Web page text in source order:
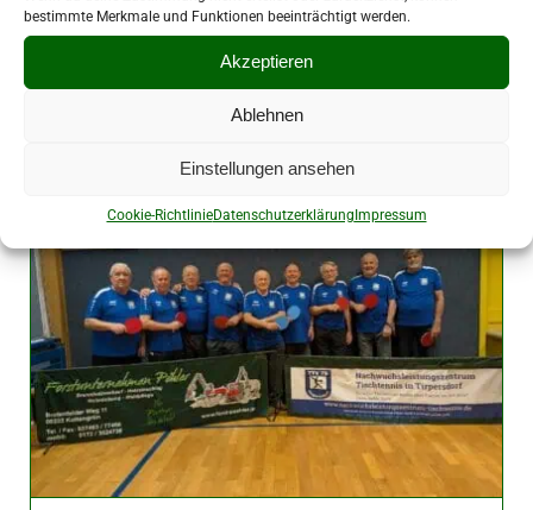
bestimmte Merkmale und Funktionen beeinträchtigt werden.
Akzeptieren
Ablehnen
Einstellungen ansehen
Cookie-RichtlinieDatenschutzerklärungImpressum
Brambach 2